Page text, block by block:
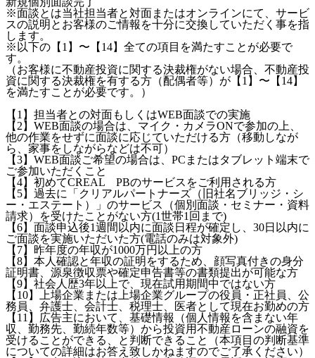
※面談とは当社担当者と対面またはオンラインにて、サービ
スの説明とお客様のご情報を十分に交換していただく事を指
します。
※以下の【1】〜【14】全ての項目を満たすことが必要で
す。
（お客様に不動産投資に関する決裁権がない場合、不動産投
資に関する決裁権を有する方（配偶者等）が【1】〜【14】
を満たすことが必要です。）
【1】担当者との対面もしくはWEB面談での実施
【2】WEB面談の場合は、マイク・カメラONで参加の上、
他の作業をせずに面談に応じていただける方（移動しなが
ら、家事をしながらなどは不可）
【3】WEB面談ご希望の場合は、PCまたはタブレット端末で
ご参加いただくこと
【4】初めてCREAL PBのサービスをご利用される方
【5】過去に「クリアルパートナーズ（旧社名ブリッジ・シ
ー・エステート）」のサービス（個別面談・セミナー・資料
請求）を受けたことがない方(1世帯1回まで)
【6】面談申込後1週間以内に面談日程が確定し、30日以内に
ご面談を実施いただいた方(電話のみは対象外)
【7】昨年度の年収が1000万円以上の方
【8】本人確認と年収の証明をするため、顔写真付きの身分
証明書、源泉徴収票や確定申告書等の書類提出が可能な方
【9】社会人歴3年以上で、現在試用期間中ではない方
【10】上場企業または上場企業グループの役員・正社員、公
務員、弁護士、会計士、税理士、医者として現在お勤めの方
【11】広告主において、基礎情報（個人情報を含まない年
収、勤務先、勤続年数等）から投資用不動産ローンの融資を
受けることができる、と判断できること（本項目の判断基準
についての詳細はお答え致しかねますのでご了承ください）